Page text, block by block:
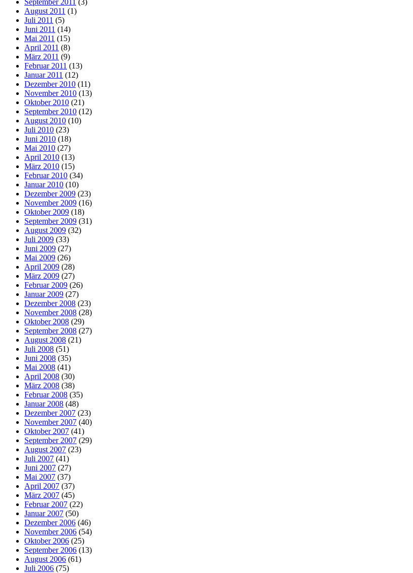
August 2011 (1)
Juli 2011 (5)
Juni 2011 (14)
Mai 2011 (15)
April 2011 (8)
März 2011 (9)
Februar 2011 (13)
Januar 2011 (12)
Dezember 2010 (11)
November 2010 (13)
Oktober 2010 (21)
September 2010 (12)
August 2010 (10)
Juli 2010 (23)
Juni 2010 (18)
Mai 2010 (27)
April 2010 (13)
März 2010 (15)
Februar 2010 (34)
Januar 2010 (10)
Dezember 2009 (23)
November 2009 (16)
Oktober 2009 (18)
September 2009 (31)
August 2009 (32)
Juli 2009 (33)
Juni 2009 (27)
Mai 2009 (26)
April 2009 (28)
März 2009 (27)
Februar 2009 (26)
Januar 2009 (27)
Dezember 2008 (23)
November 2008 (28)
Oktober 2008 (29)
September 2008 (27)
August 2008 (21)
Juli 2008 (51)
Juni 2008 (35)
Mai 2008 (41)
April 2008 (30)
März 2008 (38)
Februar 2008 (35)
Januar 2008 (48)
Dezember 2007 (23)
November 2007 (40)
Oktober 2007 (41)
September 2007 (29)
August 2007 (23)
Juli 2007 (41)
Juni 2007 (27)
Mai 2007 (37)
April 2007 (37)
März 2007 (45)
Februar 2007 (22)
Januar 2007 (50)
Dezember 2006 (46)
November 2006 (54)
Oktober 2006 (25)
September 2006 (13)
August 2006 (61)
Juli 2006 (75)